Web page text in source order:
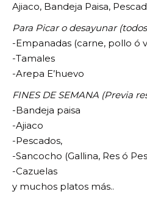
Ajiaco, Bandeja Paisa,
Para Picar o desayunar
-Empanadas (carne, pollo ó
-Tamales
-Arepa E’huevo
FINES DE SEMANA (Previa
-Bandeja paisa
-Ajiaco
-Pescados,
-Sancocho (Gallina, Res ó
-Cazuelas
y muchos platos más..